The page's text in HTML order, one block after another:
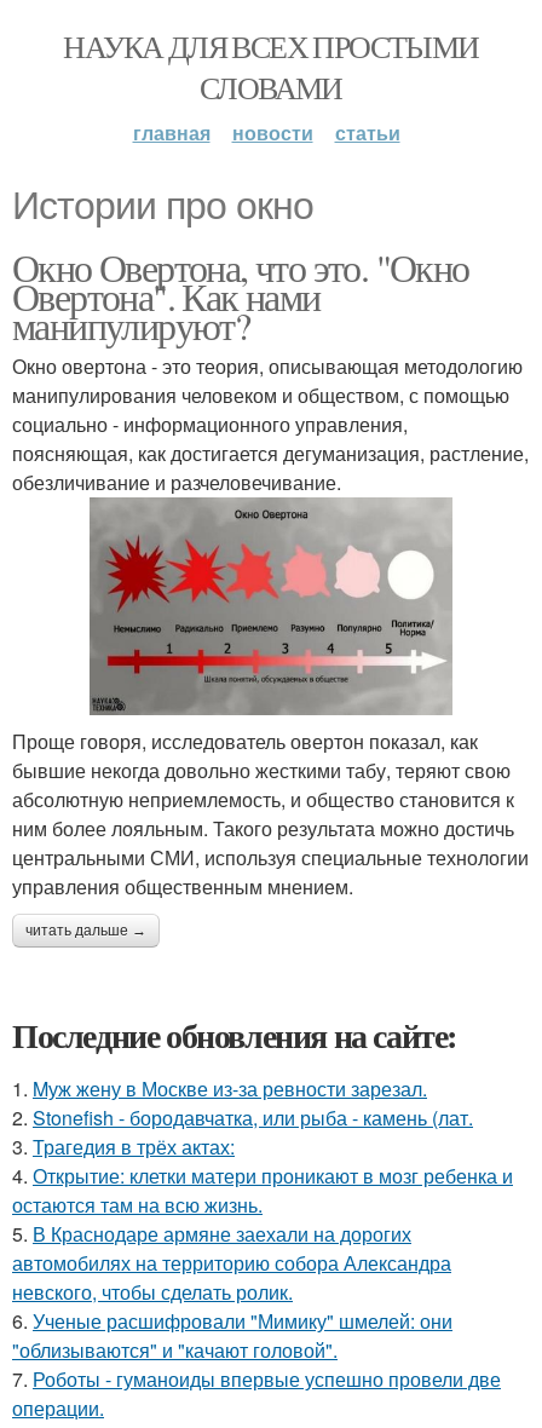
НАУКА ДЛЯ ВСЕХ ПРОСТЫМИ
СЛОВАМИ
главная новости статьи
Истории про окно
Окно Овертона, что это. "Окно
Овертона". Как нами
манипулируют?
Окно овертона - это теория, описывающая методологию
манипулирования человеком и обществом, с помощью
социально - информационного управления,
поясняющая, как достигается дегуманизация, растление,
обезличивание и разчеловечивание.
Проще говоря, исследователь овертон показал, как
бывшие некогда довольно жесткими табу, теряют свою
абсолютную неприемлемость, и общество становится к
ним более лояльным. Такого результата можно достичь
центральными СМИ, используя специальные технологии
управления общественным мнением.
читать дальше →
Последние обновления на сайте:
1. Mуж жену в Москве из-за ревности зарезал.
2. Stonefish - бородавчатка, или рыба - камень (лат.
3. Трагедия в трёх актах:
4. Открытие: клетки матери проникают в мозг ребенка и
остаются там на всю жизнь.
5. В Краснодаре армяне заехали на дорогих
автомобилях на территорию собора Александра
невского, чтобы сделать ролик.
6. Ученые расшифровали "Мимику" шмелей: они
"облизываются" и "качают головой".
7. Роботы - гуманоиды впервые успешно провели две
операции.